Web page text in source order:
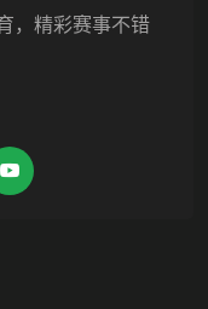
，精彩赛事不错